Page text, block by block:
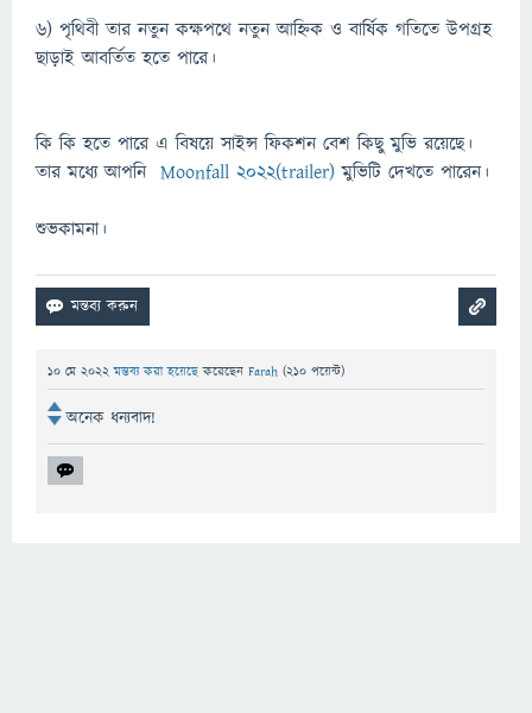
৬) পৃথিবী তার নতুন কক্ষপথে নতুন আহ্নিক ও বার্ষিক গতিতে উপগ্রহ
ছাড়াই আবর্তিত হতে পারে।
কি কি হতে পারে এ বিষয়ে সাইন্স ফিকশন বেশ কিছু মুভি রয়েছে।
তার মধ্যে আপনি Moonfall 2022(trailer) মুভিটি দেখতে পারেন।
শুভকামনা।
10 মে 2022 মন্তব্য করা হয়েছেকরেছেন Farah (210 পয়েন্ট)
অনেক ধন্যবাদ!